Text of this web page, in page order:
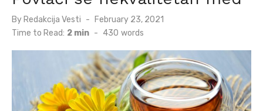
By Redakcija Vesti
Posted
February 23, 2021
Time to Read: 2 min - 430 words